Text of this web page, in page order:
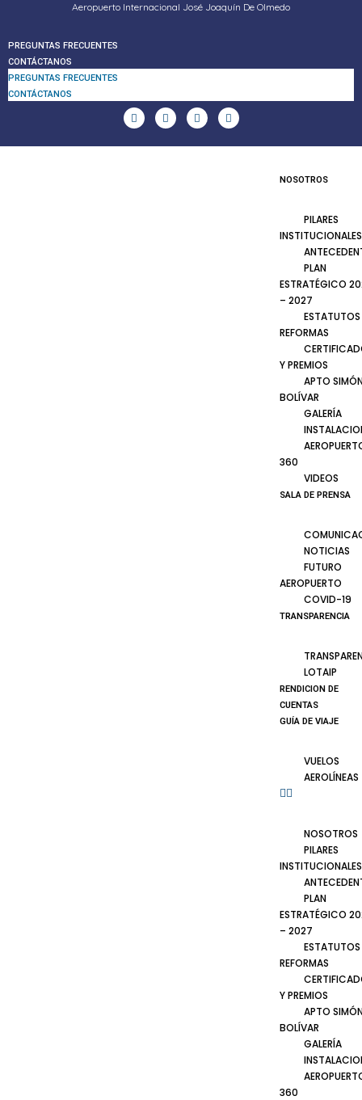
Aeropuerto Internacional José Joaquín De Olmedo
PREGUNTAS FRECUENTES
CONTÁCTANOS
PREGUNTAS FRECUENTES
CONTÁCTANOS
NOSOTROS
PILARES
INSTITUCIONALES
PLAN
ESTRATÉGICO
– 2027
ESTATUTOS
REFORMAS
Y PREMIOS
APTO
BOLÍVAR
GALERÍA
360
VIDEOS
SALA DE PRENSA
NOTICIAS
FUTURO
AEROPUERTO
COVID-19
TRANSPARENCIA
LOTAIP
RENDICION DE
CUENTAS
GUÍA DE VIAJE
VUELOS
AEROLÍNEAS
NOSOTROS
PILARES
INSTITUCIONALES
PLAN
ESTRATÉGICO
– 2027
ESTATUTOS
REFORMAS
Y PREMIOS
APTO
BOLÍVAR
GALERÍA
360